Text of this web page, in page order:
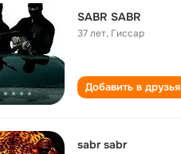
SABR SABR
37 лет, Гиссар
Добавить в друзья
sabr sabr